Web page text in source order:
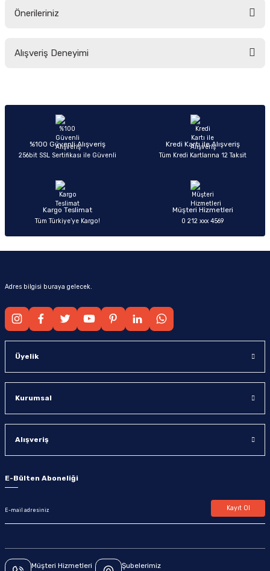
Önerileriniz
yetersiz gördüğünüz noktaları öneri formunu kullanarak tarafımıza
Ürün açıklamasında eksik bilgiler bulunuyor.
Ürün bilgilerinde hatalar bulunuyor.
Ürün fiyatı diğer sitelerden daha pahalı.
Alışveriş Deneyimi
%100 Güvenli Alışveriş
256bit SSL Sertifikası ile Güvenli
Kredi Kartı ile Alışveriş
Tüm Kredi Kartlarına 12 Taksit
Kargo Teslimat
Tüm Türkiye’ye Kargo!
Müşteri Hizmetleri
0 212 xxx 4569
Adres bilgisi buraya gelecek.
Üyelik
Kurumsal
Alışveriş
E-Bülten Aboneliği
Kayıt Ol
Müşteri Hizmetleri Şubelerimiz